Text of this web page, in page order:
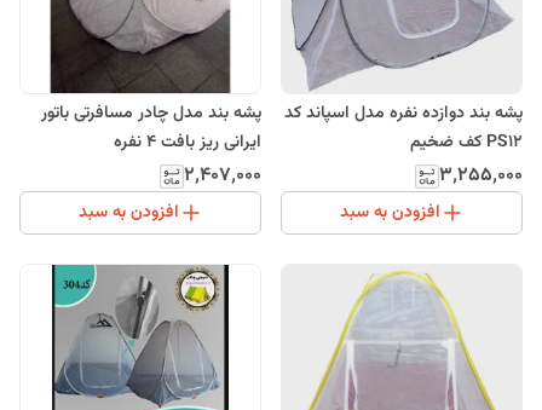
پشه بند دوازده نفره مدل اسپاند کد
PS12 کف ضخیم
۳٬۲۵۵٬۰۰۰
افزودن به سبد
پشه بند مدل چادر مسافرتی باتور
ایرانی ریز بافت 4 نفره
۲٬۴۰۷٬۰۰۰
افزودن به سبد